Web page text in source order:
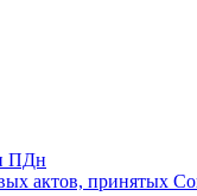
ПДн
актов, принятых